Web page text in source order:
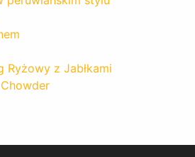
Ryżowy z Jabłkami